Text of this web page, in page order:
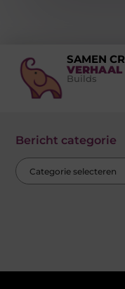
SAMEN
VERHAAL
Builds
Bericht categorie